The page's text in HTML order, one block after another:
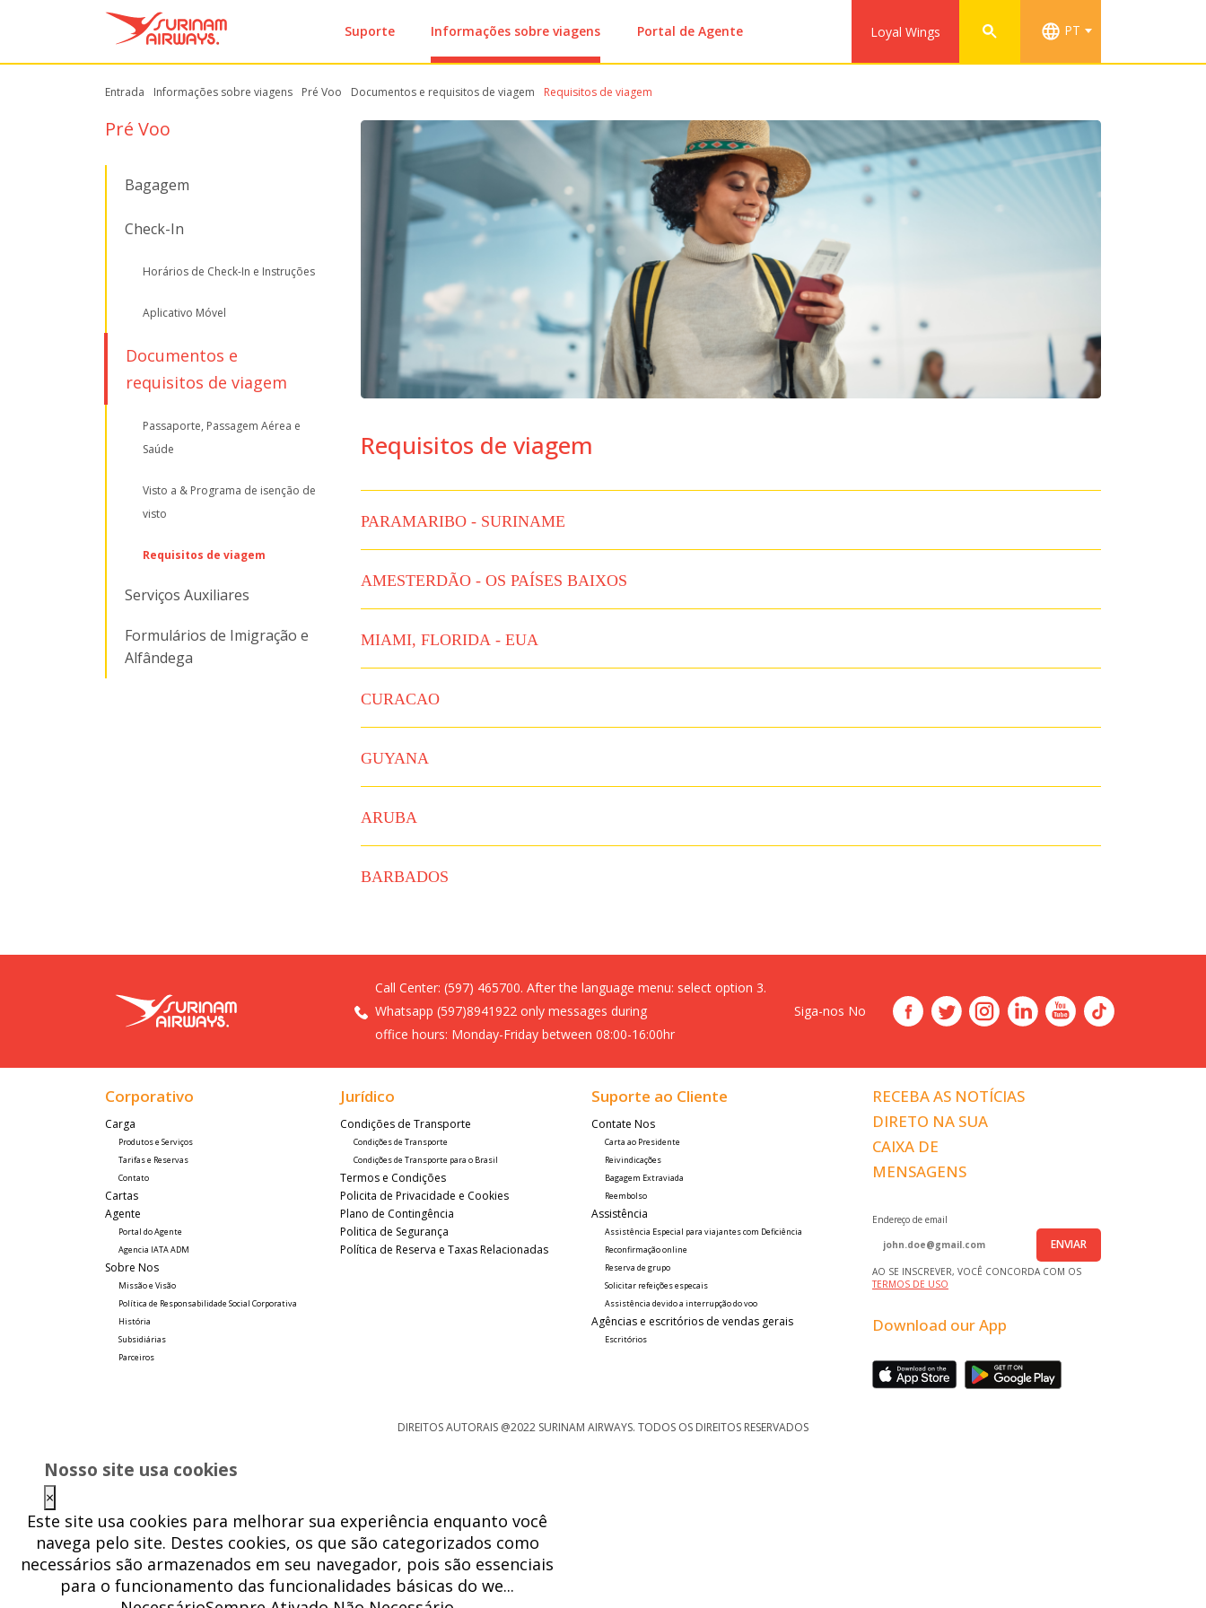
Suporte Informações sobre viagens Portal de Agente Loyal Wings PT
Entrada Informações sobre viagens Pré Voo Documentos e requisitos de viagem Requisitos de viagem
Pré Voo
Bagagem
Check-In
Horários de Check-In e Instruções
Aplicativo Móvel
Documentos e
requisitos de viagem
Passaporte, Passagem Aérea e
Saúde
Visto a & Programa de isenção de
visto
Requisitos de viagem
Serviços Auxiliares
Formulários de Imigração e
Alfândega
Requisitos de viagem
PARAMARIBO - SURINAME
AMESTERDÃO - OS PAÍSES BAIXOS
MIAMI, FLORIDA - EUA
CURACAO
GUYANA
ARUBA
BARBADOS
Call Center: (597) 465700. After the language menu: select option 3.
Whatsapp (597)8941922 only messages during
office hours: Monday-Friday between 08:00-16:00hr
Siga-nos No
Corporativo
Carga
Produtos e Serviços
Tarifas e Reservas
Contato
Cartas
Agente
Portal do Agente
Agencia IATA ADM
Sobre Nos
Missão e Visão
Política de Responsabilidade Social Corporativa
História
Subsidiárias
Parceiros
Jurídico
Condições de Transporte
Condições de Transporte
Condições de Transporte para o Brasil
Termos e Condições
Policita de Privacidade e Cookies
Plano de Contingência
Politica de Segurança
Política de Reserva e Taxas Relacionadas
Suporte ao Cliente
Contate Nos
Carta ao Presidente
Reivindicações
Bagagem Extraviada
Reembolso
Assistência
Assistência Especial para viajantes com Deficiência
Reconfirmação online
Reserva de grupo
Solicitar refeições especais
Assistência devido a interrupção do voo
Agências e escritórios de vendas gerais
Escritórios
RECEBA AS NOTÍCIAS
DIRETO NA SUA
CAIXA DE
MENSAGENS
Endereço de email
ENVIAR
AO SE INSCREVER, VOCÊ CONCORDA COM OS
TERMOS DE USO
Download our App
DIREITOS AUTORAIS @2022 SURINAM AIRWAYS. TODOS OS DIREITOS RESERVADOS
Nosso site usa cookies
×
Este site usa cookies para melhorar sua experiência enquanto você
navega pelo site. Destes cookies, os que são categorizados como
necessários são armazenados em seu navegador, pois são essenciais
para o funcionamento das funcionalidades básicas do we...